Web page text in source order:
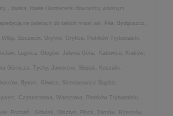
, biurka, fotele i kontenerki dowozimy własnym
na paletach do takich miast jak: Piła, Bydgoszcz,
Wlkp, Szczecin, Gryfino, Gryfice, Piotrków Trybunalski,
Legnica, Głogów, Jelenia Góra, Katowice, Kraków,
Górnicza, Tychy, Jaworzno, Słupsk, Koszalin,
Bytom, Gliwice, Siemianowice Śląskie,
Częstochowa, Warszawa, Piotrków Trybunalski,
Poznań, Gdańsk, Olsztyn, Płock, Tarnów, Rzeszów,